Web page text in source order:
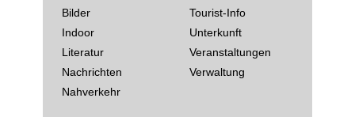
Bilder
Indoor
Literatur
Nachrichten
Nahverkehr
Tourist-Info
Unterkunft
Veranstaltungen
Verwaltung